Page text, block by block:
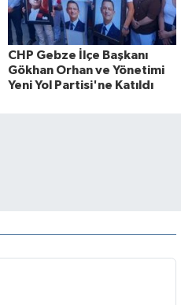
CHP Gebze İlçe Başkanı
Gökhan Orhan ve Yönetimi
Yeni Yol Partisi'ne Katıldı